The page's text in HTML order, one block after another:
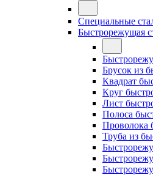
Специальные
Быстрорежущая
Брусок из
Квадрат
Круг
Лист
Полоса
Проволока
Труба из